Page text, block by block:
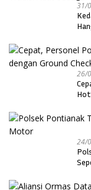
31/
26/
24/